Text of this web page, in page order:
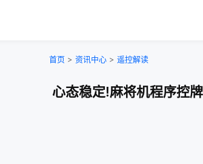
首页 > 资讯中心 > 遥控解读
心态稳定!麻将机程序控